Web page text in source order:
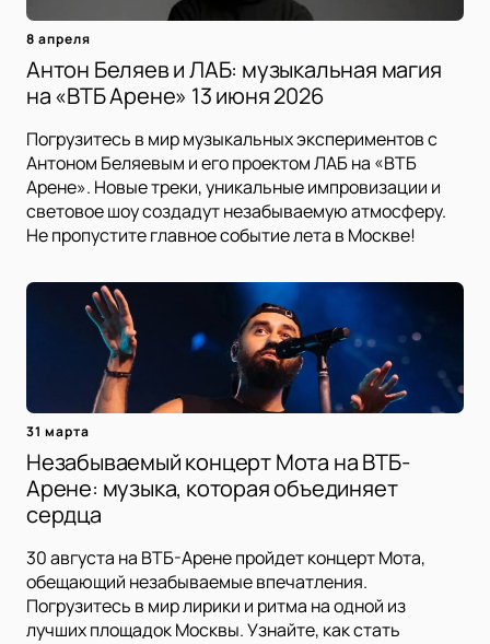
8 апреля
Антон Беляев и ЛАБ: музыкальная магия
на «ВТБ Арене» 13 июня 2026
Погрузитесь в мир музыкальных экспериментов с
Антоном Беляевым и его проектом ЛАБ на «ВТБ
Арене». Новые треки, уникальные импровизации и
световое шоу создадут незабываемую атмосферу.
Не пропустите главное событие лета в Москве!
31 марта
Незабываемый концерт Мота на ВТБ-
Арене: музыка, которая объединяет
сердца
30 августа на ВТБ-Арене пройдет концерт Мота,
обещающий незабываемые впечатления.
Погрузитесь в мир лирики и ритма на одной из
лучших площадок Москвы. Узнайте, как стать